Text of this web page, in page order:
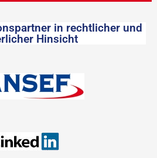
in rechtlicher und
Hinsicht